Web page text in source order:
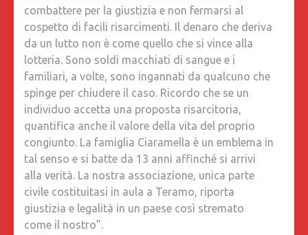
combattere per la giustizia e non fermarsi al
cospetto di facili risarcimenti. Il denaro che deriva
da un lutto non è come quello che si vince alla
lotteria. Sono soldi macchiati di sangue e i
familiari, a volte, sono ingannati da qualcuno che
spinge per chiudere il caso. Ricordo che se un
individuo accetta una proposta risarcitoria,
quantifica anche il valore della vita del proprio
congiunto. La famiglia Ciaramella è un emblema in
tal senso e si batte da 13 anni affinché si arrivi
alla verità. La nostra associazione, unica parte
civile costituitasi in aula a Teramo, riporta
giustizia e legalità in un paese così stremato
come il nostro”.